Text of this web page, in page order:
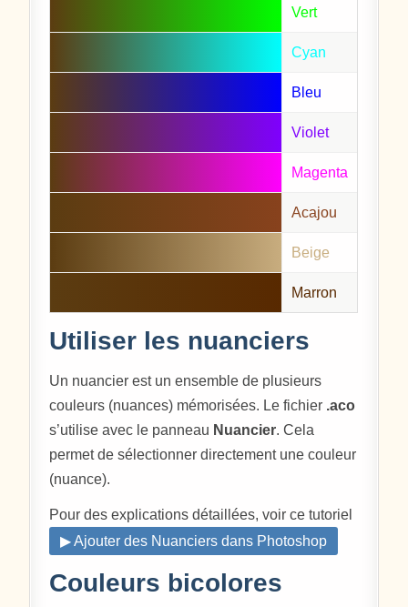
Vert
Cyan
Bleu
Violet
Magenta
Acajou
Beige
Marron
Utiliser les nuanciers
Un nuancier est un ensemble de plusieurs
couleurs (nuances) mémorisées. Le fichier .aco
s’utilise avec le panneau Nuancier. Cela
permet de sélectionner directement une couleur
(nuance).
Pour des explications détaillées, voir ce tutoriel
▶ Ajouter des Nuanciers dans Photoshop
Couleurs bicolores